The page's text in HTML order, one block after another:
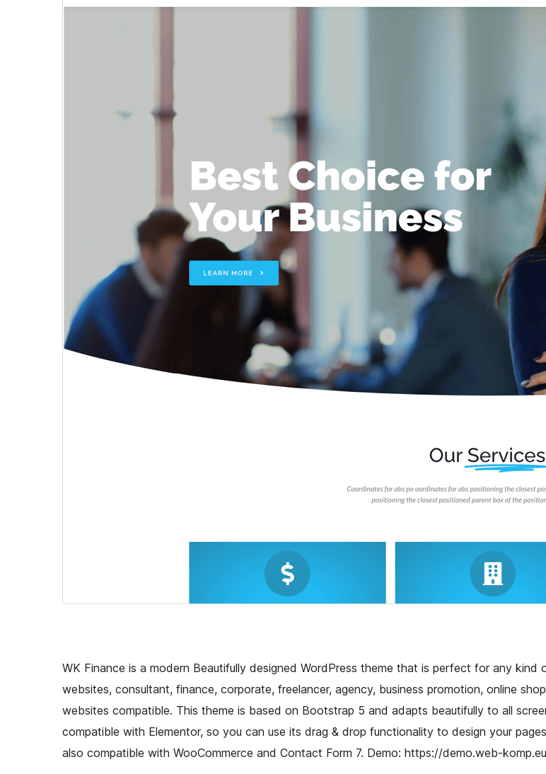
WK Finance is a modern Beautifully designed WordPress theme that is perfect for any kind
websites, consultant, finance, corporate, freelancer, agency, business promotion, online
websites compatible. This theme is based on Bootstrap 5 and adapts beautifully to all
compatible with Elementor, so you can use its drag & drop functionality to design your
also compatible with WooCommerce and Contact Form 7. Demo: https://demo.web-